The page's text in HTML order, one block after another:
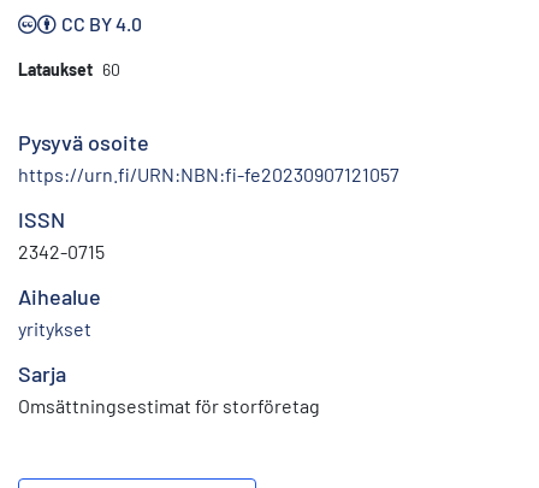
CC BY 4.0
Lataukset 60
Pysyvä osoite
https://urn.fi/URN:NBN:fi-fe20230907121057
ISSN
2342-0715
Aihealue
yritykset
Sarja
Omsättningsestimat för storföretag